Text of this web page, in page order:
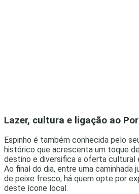
Lazer, cultura e ligação ao
Espinho é também conhecida pelo
histórico que acrescenta um toque
destino e diversifica a oferta cultural
Ao final do dia, entre uma caminhada
de peixe fresco, há quem opte por
deste ícone local.